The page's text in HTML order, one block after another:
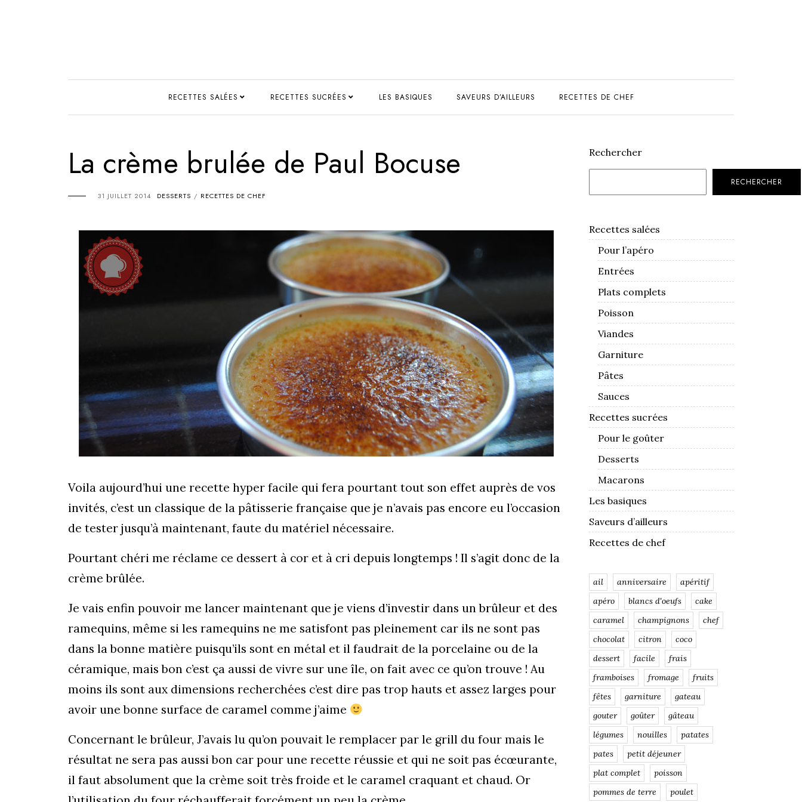
RECETTES SALÉES RECETTES SUCRÉES LES BASIQUES SAVEURS D’AILLEURS RECETTES DE CHEF
La crème brulée de Paul Bocuse
31 JUILLET 2014 DESSERTS / RECETTES DE CHEF
Voila aujourd’hui une recette hyper facile qui fera pourtant tout son effet auprès de vos
invités, c’est un classique de la pâtisserie française que je n’avais pas encore eu l’occasion
de tester jusqu’à maintenant, faute du matériel nécessaire.
Pourtant chéri me réclame ce dessert à cor et à cri depuis longtemps ! Il s’agit donc de la
crème brûlée.
Je vais enfin pouvoir me lancer maintenant que je viens d’investir dans un brûleur et des
ramequins, même si les ramequins ne me satisfont pas pleinement car ils ne sont pas
dans la bonne matière puisqu’ils sont en métal et il faudrait de la porcelaine ou de la
céramique, mais bon c’est ça aussi de vivre sur une île, on fait avec ce qu’on trouve ! Au
moins ils sont aux dimensions recherchées c’est dire pas trop hauts et assez larges pour
avoir une bonne surface de caramel comme j’aime
Concernant le brûleur, J’avais lu qu’on pouvait le remplacer par le grill du four mais le
résultat ne sera pas aussi bon car pour une recette réussie et qui ne soit pas écœurante,
il faut absolument que la crème soit très froide et le caramel craquant et chaud. Or
Rechercher
RECHERCHER
Recettes salées
Pour l’apéro
Entrées
Plats complets
Poisson
Viandes
Garniture
Pâtes
Sauces
Recettes sucrées
Pour le goûter
Desserts
Macarons
Les basiques
Saveurs d’ailleurs
Recettes de chef
ail anniversaire
apéritif
apéro
blancs d'oeufs
cake
caramel
champignons
chef
chocolat
citron
coco
dessert
facile
frais
framboises
fromage
fruits
fêtes
garniture
gateau
gouter
goûter
gâteau
légumes
nouilles
patates
pates
petit déjeuner
plat complet
poisson
pommes de terre
poulet